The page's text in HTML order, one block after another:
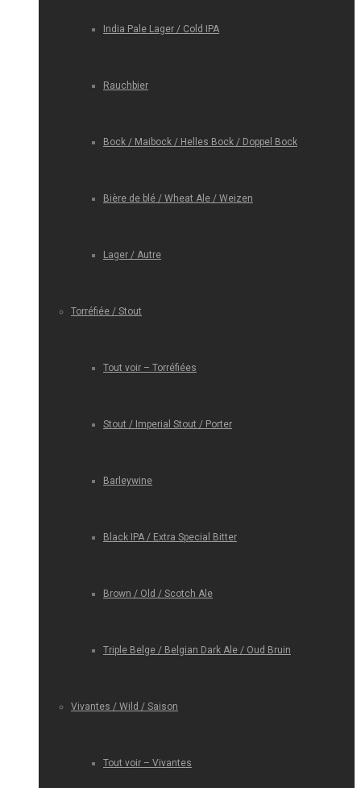
India Pale Lager / Cold IPA
Rauchbier
Bock / Maibock / Helles Bock / Doppel Bock
Bière de blé / Wheat Ale / Weizen
Lager / Autre
Torréfiée / Stout
Tout voir – Torréfiées
Stout / Imperial Stout / Porter
Barleywine
Black IPA / Extra Special Bitter
Brown / Old / Scotch Ale
Triple Belge / Belgian Dark Ale / Oud Bruin
Vivantes / Wild / Saison
Tout voir – Vivantes